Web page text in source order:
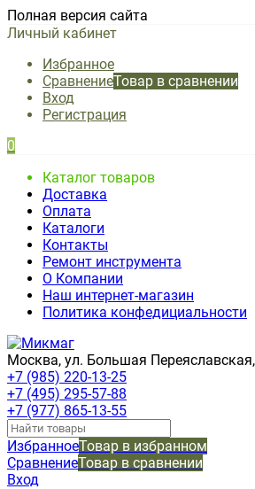
Полная версия сайта
Личный кабинет
Избранное
СравнениеТовар в сравнении
Вход
Регистрация
0
Каталог товаров
Доставка
Оплата
Каталоги
Контакты
Ремонт инструмента
О Компании
Наш интернет-магазин
Политика конфедициальности
Москва, ул. Большая
+7 (985) 220-13-25
+7 (495) 295-57-88
+7 (977) 865-13-55
ИзбранноеТовар в избранном
СравнениеТовар в сравнении
Вход